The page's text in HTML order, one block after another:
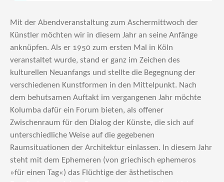
Mit der Abendveranstaltung zum Aschermittwoch der
Künstler möchten wir in diesem Jahr an seine Anfänge
anknüpfen. Als er 1950 zum ersten Mal in Köln
veranstaltet wurde, stand er ganz im Zeichen des
kulturellen Neuanfangs und stellte die Be­geg­nung der
verschiedenen Kunstformen in den Mittelpunkt. Nach
dem behutsamen Auf­takt im vergangenen Jahr möchte
Kolumba dafür ein Forum bieten, als offener
Zwischenraum für den Dialog der Künste, die sich auf
unterschiedliche Weise auf die gegebenen
Raumsituationen der Architektur einlassen. In diesem Jahr
steht mit dem Ephemeren (von griechisch ephemeros
»für einen Tag«) das Flüchtige der ästhetischen